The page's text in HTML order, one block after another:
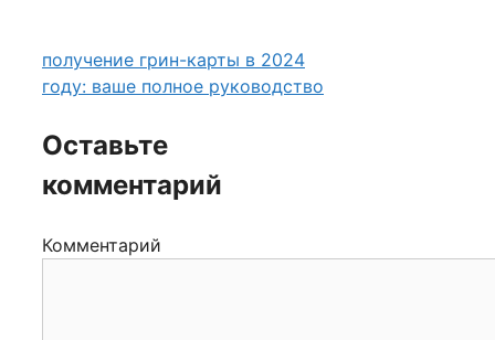
получение грин-карты в 2024
году: ваше полное руководство
Оставьте
комментарий
Комментарий